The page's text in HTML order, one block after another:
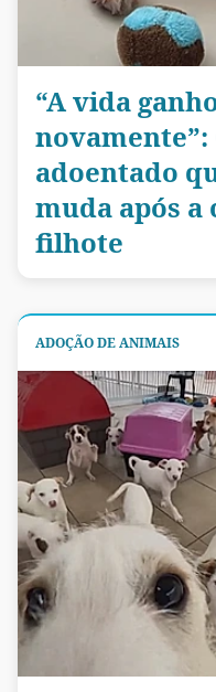
“A vida
novamente”:
adoentado
muda após a
filhote
ADOÇÃO DE ANIMAIS